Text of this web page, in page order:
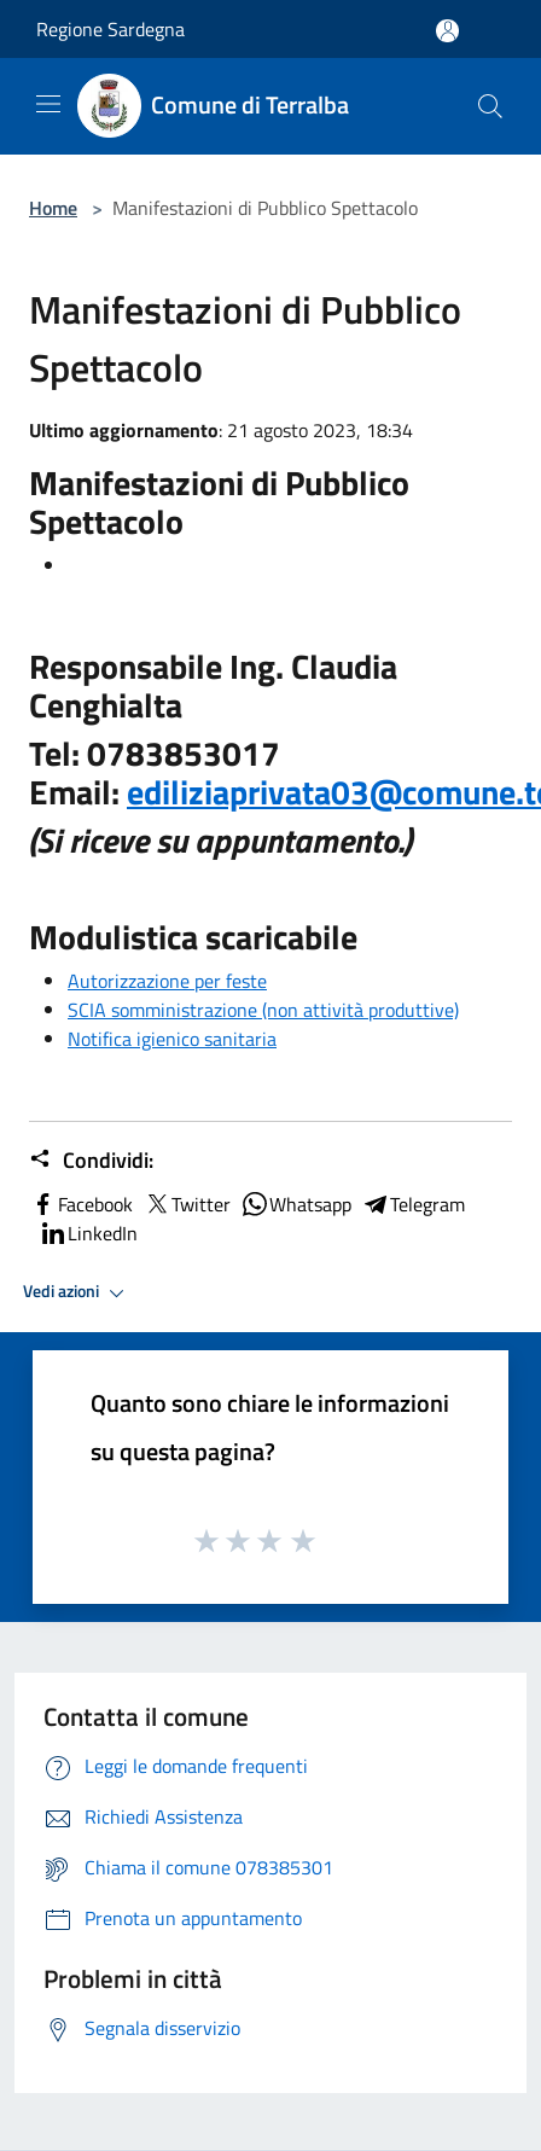
Regione Sardegna
Comune di Terralba
Home > Manifestazioni di Pubblico Spettacolo
Manifestazioni di Pubblico
Spettacolo
Ultimo aggiornamento: 21 agosto 2023, 18:34
Manifestazioni di Pubblico
Spettacolo
Responsabile Ing. Claudia
Cenghialta
Tel: 0783853017
Email:
(Si riceve su appuntamento.)
Modulistica scaricabile
Autorizzazione per feste
SCIA somministrazione (non attività produttive)
Notifica igienico sanitaria
Condividi:
Facebook Twitter Whatsapp
Telegram
LinkedIn
Vedi azioni
Quanto sono chiare le informazioni
su questa pagina?
Contatta il comune
Leggi le domande frequenti
Richiedi Assistenza
Chiama il comune 078385301
Prenota un appuntamento
Problemi in città
Segnala disservizio